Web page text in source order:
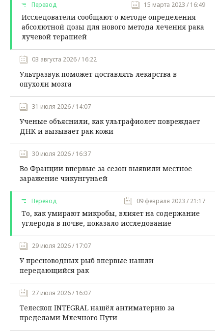
Перевод 15 марта 2023 / 16:49
Исследователи сообщают о методе определения
абсолютной дозы для нового метода лечения рака
лучевой терапией
03 августа 2026 / 16:22
Ультразвук поможет доставлять лекарства в
опухоли мозга
31 июля 2026 / 14:07
Ученые объяснили, как ультрафиолет повреждает
ДНК и вызывает рак кожи
30 июля 2026 / 16:37
Во Франции впервые за сезон выявили местное
заражение чикунгуньей
Перевод 09 февраля 2023 / 21:17
То, как умирают микробы, влияет на содержание
углерода в почве, показало исследование
29 июля 2026 / 17:07
У пресноводных рыб впервые нашли
передающийся рак
27 июля 2026 / 16:07
Телескоп INTEGRAL нашёл антиматерию за
пределами Млечного Пути